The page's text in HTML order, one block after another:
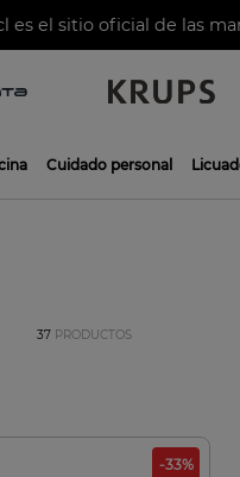
sitio oficial de las marcas
Cuidado personal
37 PRODUCTOS
-33%
1.
aspiradoras
ollas